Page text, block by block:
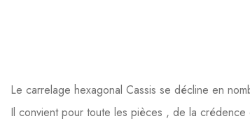
Le carrelage hexagonal Cassis se décline en
Il convient pour toute les pièces , de la